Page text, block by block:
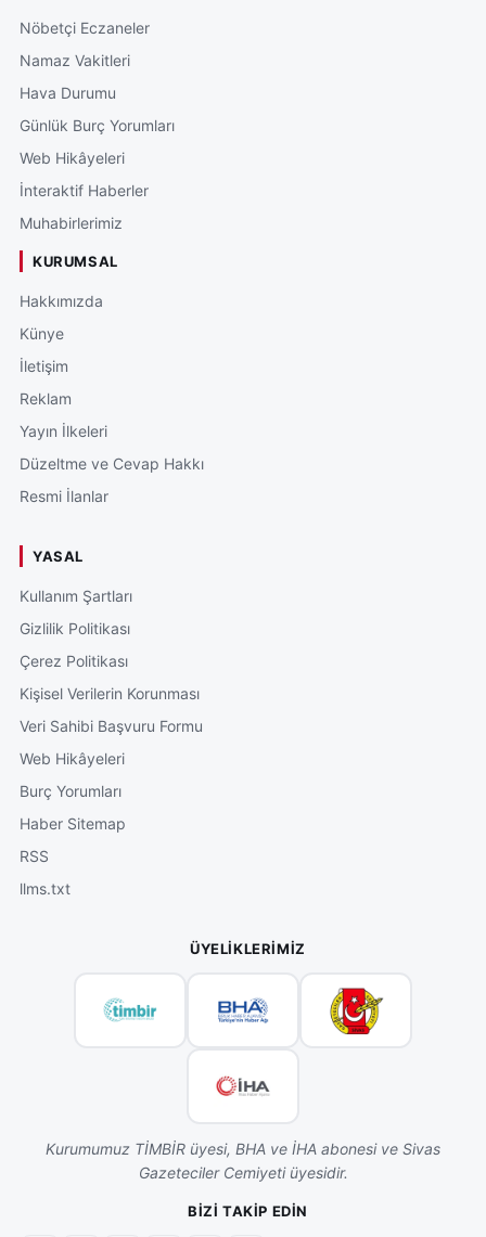
Nöbetçi Eczaneler
Namaz Vakitleri
Hava Durumu
Günlük Burç Yorumları
Web Hikâyeleri
İnteraktif Haberler
Muhabirlerimiz
KURUMSAL
Hakkımızda
Künye
İletişim
Reklam
Yayın İlkeleri
Düzeltme ve Cevap Hakkı
Resmi İlanlar
YASAL
Kullanım Şartları
Gizlilik Politikası
Çerez Politikası
Kişisel Verilerin Korunması
Veri Sahibi Başvuru Formu
Web Hikâyeleri
Burç Yorumları
Haber Sitemap
RSS
llms.txt
ÜYELIKLERIMIZ
Kurumumuz TİMBİR üyesi, BHA ve İHA abonesi ve Sivas
Gazeteciler Cemiyeti üyesidir.
BIZI TAKIP EDIN